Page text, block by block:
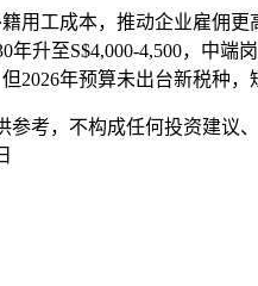
用工成本，推动企业雇佣更
年升至S$4,000-4,500，中端
2026年预算未出台新税种
参考，不构成任何投资建议